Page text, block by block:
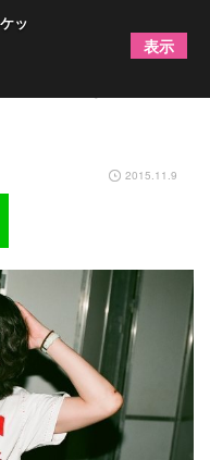
突「となりのバン
2015.11.9
ッ
表示